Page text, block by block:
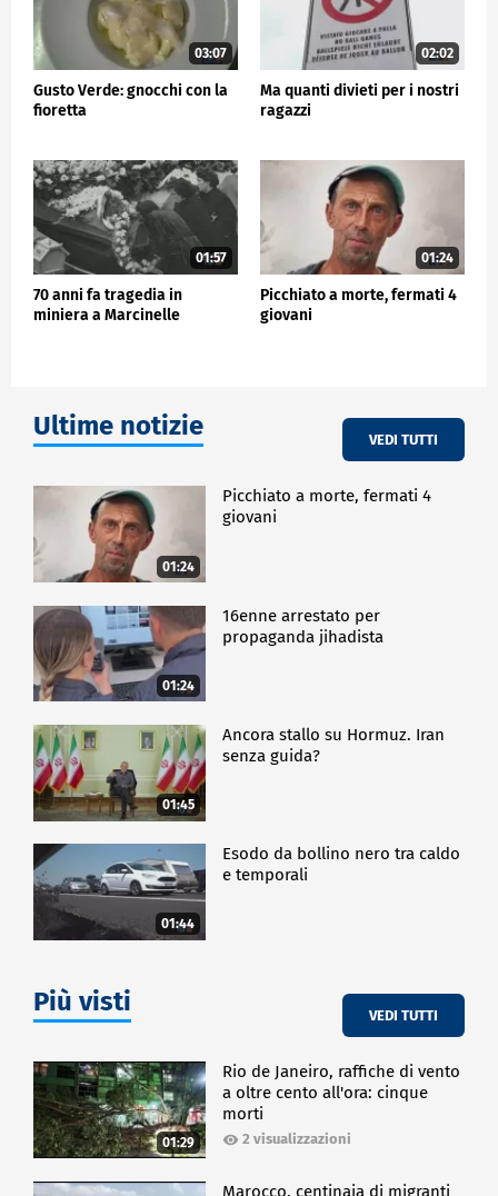
03:07
Gusto Verde: gnocchi con la
fioretta
02:02
Ma quanti divieti per i nostri
ragazzi
01:57
70 anni fa tragedia in
miniera a Marcinelle
01:24
Picchiato a morte, fermati 4
giovani
Ultime notizie VEDI TUTTI
01:24
Picchiato a morte, fermati 4
giovani
01:24
16enne arrestato per
propaganda jihadista
01:45
Ancora stallo su Hormuz. Iran
senza guida?
01:44
Esodo da bollino nero tra caldo
e temporali
Più visti VEDI TUTTI
01:29
Rio de Janeiro, raffiche di vento
a oltre cento all'ora: cinque
morti
2 visualizzazioni
Marocco, centinaia di migranti